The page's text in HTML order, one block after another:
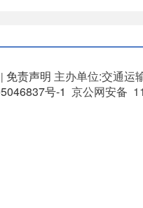
| 免责声明 主办单位:交通运
号-1 京公网安备